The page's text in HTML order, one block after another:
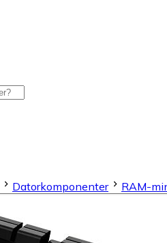
Datorkomponenter RAM-